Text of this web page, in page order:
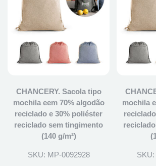
CHANCERY. Sacola tipo
mochila eem 70% algodão
reciclado e 30% poliéster
reciclado sem tingimento
(140 g/m²)
SKU: MP-0092928
mochila